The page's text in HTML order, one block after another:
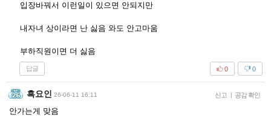
입장바꿔서 이런일이 있으면 안되지만
내자녀 상이라면 난 싫음 와도 안고마움
부하직원이면 더 싫음
답글 0
0
흑요인 26-06-11 16:11 신고 | 공감 확인
안가는게 맞음